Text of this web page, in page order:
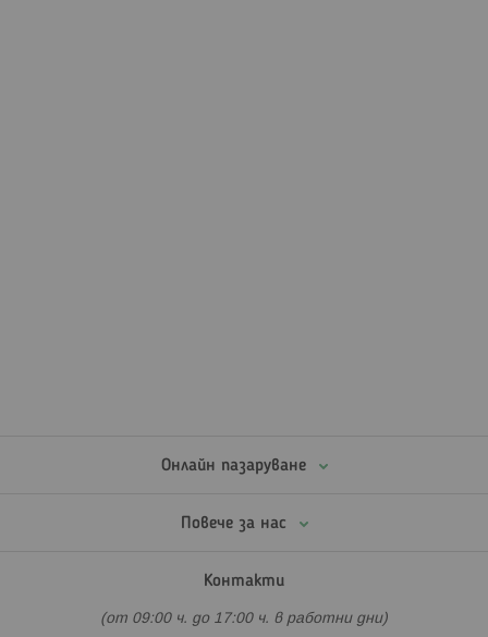
Онлайн пазаруване
Повече за нас
Контакти
(от 09:00 ч. до 17:00 ч. в работни дни)